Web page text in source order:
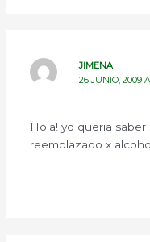
JIMENA
26 JUNIO, 2009
Hola! yo queria
reemplazado x